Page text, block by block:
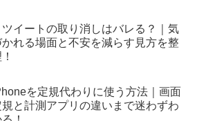
ツイートの取り消しはバレる？｜気
かれる場面と不安を減らす見方を整
を定規代わりに使う方法｜画面
規と計測アプリの違いまで迷わずわ